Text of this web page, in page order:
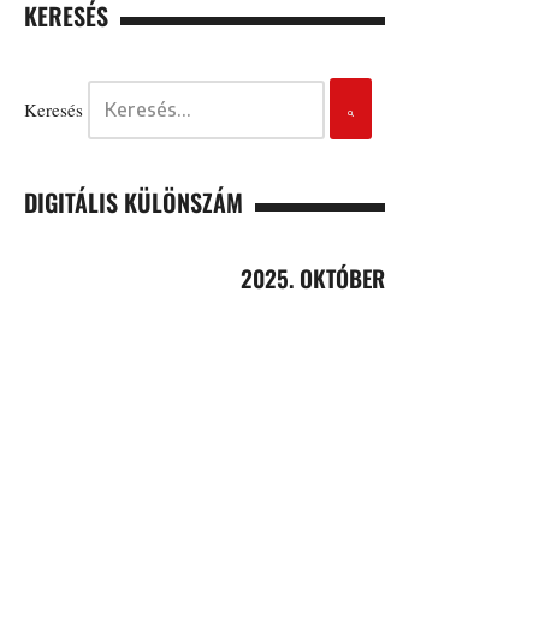
KERESÉS
Keresés
DIGITÁLIS KÜLÖNSZÁM
2025. OKTÓBER